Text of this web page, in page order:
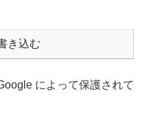
き込む
によって保護されて